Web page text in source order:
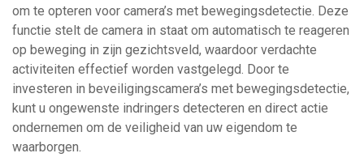
om te opteren voor camera’s met bewegingsdetectie. Deze
functie stelt de camera in staat om automatisch te reageren
op beweging in zijn gezichtsveld, waardoor verdachte
activiteiten effectief worden vastgelegd. Door te
investeren in beveiligingscamera’s met bewegingsdetectie,
kunt u ongewenste indringers detecteren en direct actie
ondernemen om de veiligheid van uw eigendom te
waarborgen.